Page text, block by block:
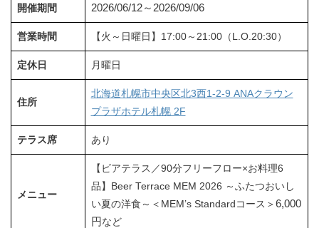
開催期間 2026/06/12～2026/09/06
営業時間 【火～日曜日】17:00～21:00（L.O.20:30）
定休日 月曜日
住所
北海道札幌市中央区北3西1-2-9 ANAクラウン
プラザホテル札幌 2F
テラス席 あり
メニュー
【ビアテラス／90分フリーフロー×お料理6
品】Beer Terrace MEM 2026 ～ふたつおいし
い夏の洋食～＜MEM’s Standardコース＞ 6,000
円 など